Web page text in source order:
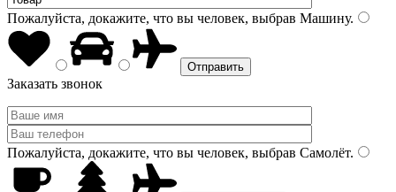
Пожалуйста, докажите, что вы человек, выбрав Машину.
Заказать звонок
Пожалуйста, докажите, что вы человек, выбрав Самолёт.